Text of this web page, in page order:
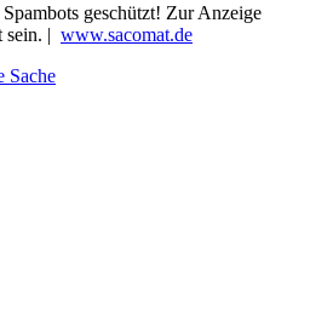
geschützt! Zur Anzeige
sein. | www.sacomat.de